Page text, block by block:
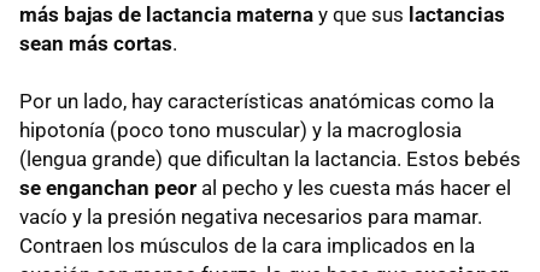
más bajas de lactancia materna y que sus lactancias
sean más cortas.
Por un lado, hay características anatómicas como la
hipotonía (poco tono muscular) y la macroglosia
(lengua grande) que dificultan la lactancia. Estos bebés
se enganchan peor al pecho y les cuesta más hacer el
vacío y la presión negativa necesarios para mamar.
Contraen los músculos de la cara implicados en la